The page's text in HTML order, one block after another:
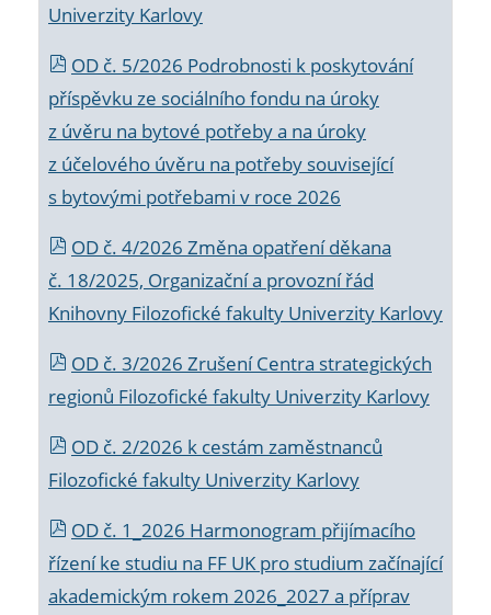
Univerzity Karlovy
OD č. 5/2026 Podrobnosti k poskytování
příspěvku ze sociálního fondu na úroky
z úvěru na bytové potřeby a na úroky
z účelového úvěru na potřeby související
s bytovými potřebami v roce 2026
OD č. 4/2026 Změna opatření děkana
č. 18/2025, Organizační a provozní řád
Knihovny Filozofické fakulty Univerzity Karlovy
OD č. 3/2026 Zrušení Centra strategických
regionů Filozofické fakulty Univerzity Karlovy
OD č. 2/2026 k cestám zaměstnanců
Filozofické fakulty Univerzity Karlovy
OD č. 1_2026 Harmonogram přijímacího
řízení ke studiu na FF UK pro studium začínající
akademickým rokem 2026_2027 a příprav